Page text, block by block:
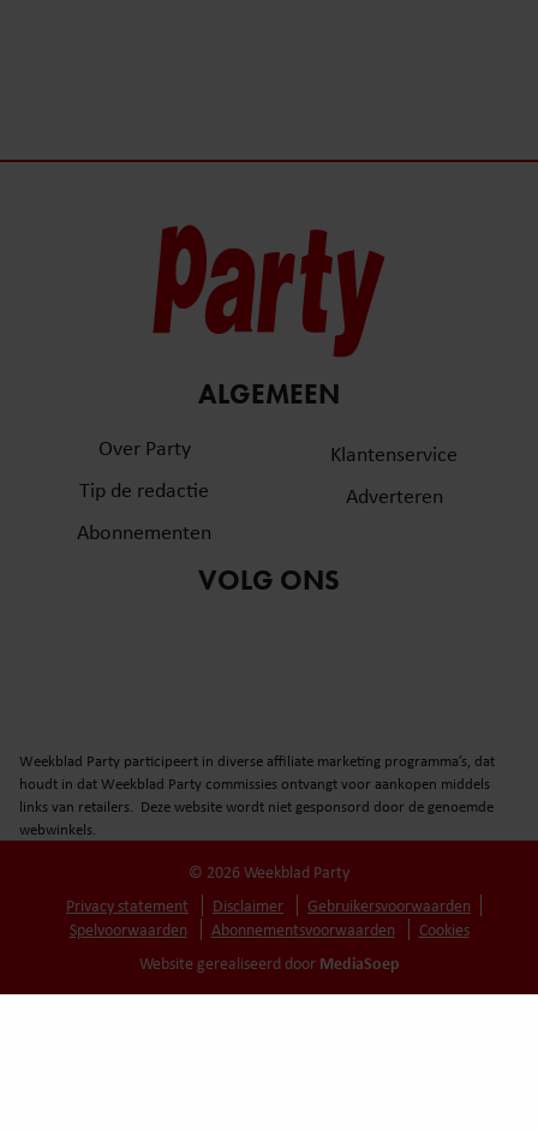
ALGEMEEN
Over Party
Tip de redactie
Abonnementen
Klantenservice
Adverteren
VOLG ONS
Weekblad Party participeert in diverse affiliate marketing programma’s, dat
houdt in dat Weekblad Party commissies ontvangt voor aankopen middels
links van retailers. Deze website wordt niet gesponsord door de genoemde
webwinkels.
© 2026 Weekblad Party
Privacy statement
Disclaimer
Gebruikersvoorwaarden
Spelvoorwaarden
Abonnementsvoorwaarden
Cookies
Website gerealiseerd door MediaSoep